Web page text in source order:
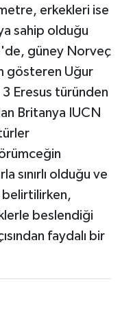
erkekleri ise
sahip olduğu
güney Norveç
gösteren Uğur
Eresus türünden
Britanya IUCN
sınırlı olduğu ve
beslendiği
faydalı bir